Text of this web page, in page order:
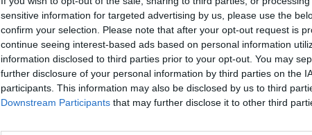
sensitive information for targeted advertising by us, please use the
confirm your selection. Please note that after your opt-out request is
continue seeing interest-based ads based on personal information
information disclosed to third parties prior to your opt-out. You may
further disclosure of your personal information by third parties on the
participants. This information may also be disclosed by us to third
Downstream Participants that may further disclose it to other third